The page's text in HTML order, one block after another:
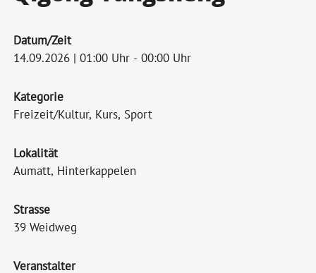
Themen & Services
Datum/Zeit
14.09.2026 | 01:00 Uhr - 00:00 Uhr
Kategorie
Freizeit/Kultur, Kurs, Sport
Lokalität
Aumatt, Hinterkappelen
Strasse
39 Weidweg
Veranstalter